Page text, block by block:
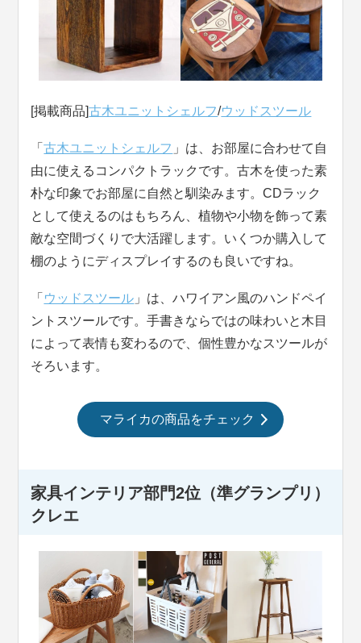
[掲載商品]古木ユニットシェルフ/ウッドスツール
「古木ユニットシェルフ 」は、お部屋に合わせて自
由に使えるコンパクトラックです。古木を使った素
朴な印象でお部屋に自然と馴染みます。CDラック
として使えるのはもちろん、植物や小物を飾って素
敵な空間づくりで大活躍します。いくつか購入して
棚のようにディスプレイするのも良いですね。
「 ウッドスツール 」は、ハワイアン風のハンドペイ
ントスツールです。手書きならではの味わいと木目
によって表情も変わるので、個性豊かなスツールが
そろいます。
マライカの商品をチェック
家具インテリア部門2位（準グランプリ）
クレエ